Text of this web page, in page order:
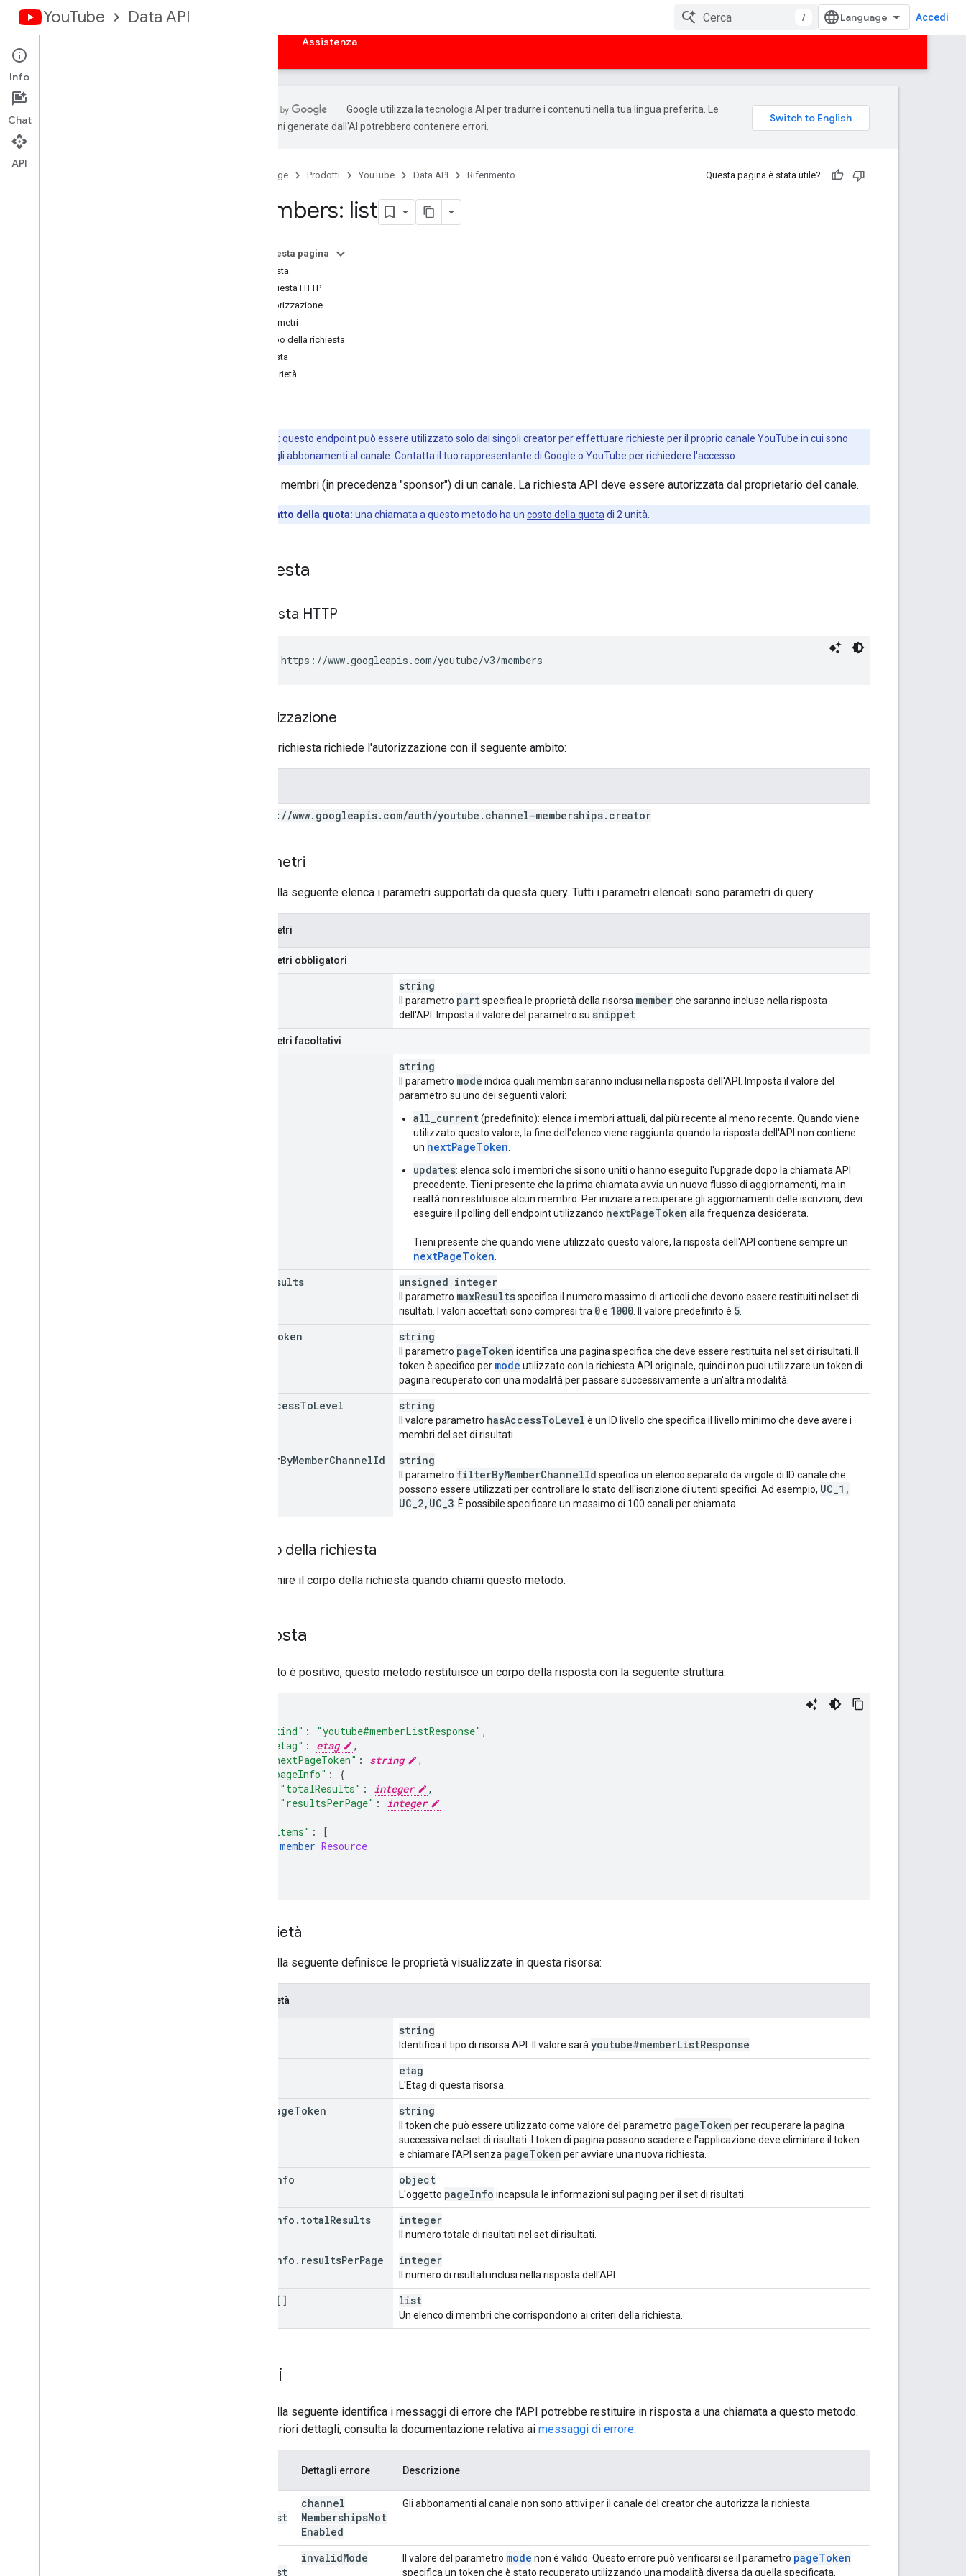
YouTube Data API / Accedi
Assistenza
Panoramica
Attività
Google utilizza la tecnologia AI per tradurre i contenuti nella tua lingua preferita. Le
traduzioni generate dall'AI potrebbero contenere errori.
Home page Prodotti YouTube Data API Riferimento Questa pagina è stata utile?
Members: list
Su questa pagina
Richiesta
Richiesta HTTP
Autorizzazione
Parametri
Corpo della richiesta
Risposta
Proprietà
Nota: questo endpoint può essere utilizzato solo dai singoli creator per effettuare richieste per il proprio canale YouTube in cui sono
abilitati gli abbonamenti al canale. Contatta il tuo rappresentante di Google o YouTube per richiedere l'accesso.
Elenca i membri (in precedenza "sponsor") di un canale. La richiesta API deve essere autorizzata dal proprietario del canale.
Impatto della quota: una chiamata a questo metodo ha un costo della quota di 2 unità.
Richiesta
Richiesta HTTP
GET https://www.googleapis.com/youtube/v3/members
Autorizzazione
Questa richiesta richiede l'autorizzazione con il seguente ambito:
https: //www. googleapis. com/auth/youtube . channel-memberships. creator
Parametri
La tabella seguente elenca i parametri supportati da questa query. Tutti i parametri elencati sono parametri di query.
Parametri
Parametri obbligatori
string
Il parametro partspecifica le proprietà della risorsa memberche saranno incluse nella risposta
dell'API. Imposta il valore del parametro su snippet
Parametri facoltativi
string
Il parametro mode indica quali membri saranno inclusi nella risposta dell'API. Imposta il valore del
parametro su uno dei seguenti valori:
all_current(predefinito): elenca i membri attuali, dal più recente al meno recente. Quando viene
utilizzato questo valore, la fine dell'elenco viene raggiunta quando la risposta dell'API non contiene
un nextPageToken
updates: elenca solo i membri che si sono uniti o hanno eseguito l'upgrade dopo la chiamata API
precedente. Tieni presente che la prima chiamata avvia un nuovo flusso di aggiornamenti, ma in
realtà non restituisce alcun membro. Per iniziare a recuperare gli aggiornamenti delle iscrizioni, devi
eseguire il polling dell'endpoint utilizzando nextPageToken alla frequenza desiderata.
Tieni presente che quando viene utilizzato questo valore, la risposta dell'API contiene sempre un
nextPageToken
Results unsigned integer
Il parametro maxResultsspecifica il numero massimo di articoli che devono essere restituiti nel set di
risultati. I valori accettati sono compresi tra 0e 1000 . Il valore predefinito è 5
Token string
Il parametro pageToken identifica una pagina specifica che deve essere restituita nel set di risultati. Il
token è specifico per mode utilizzato con la richiesta API originale, quindi non puoi utilizzare un token di
pagina recuperato con una modalità per passare successivamente a un'altra modalità.
AccessToLevel string
Il valore parametro hasAccessToLevel è un ID livello che specifica il livello minimo che deve avere i
membri del set di risultati.
filterByMemberChannelId string
Il parametro filterByMemberChannelId specifica un elenco separato da virgole di ID canale che
possono essere utilizzati per controllare lo stato dell'iscrizione di utenti specifici. Ad esempio, UC 1 ,
UC 2, UC 3 . È possibile specificare un massimo di 100 canali per chiamata.
Corpo della richiesta
Non fornire il corpo della richiesta quando chiami questo metodo.
Risposta
Se l'esito è positivo, questo metodo restituisce un corpo della risposta con la seguente struttura:
kind" : "youtube#memberListResponse" ,
etag" : etag
,
nextPageToken" : string
,
pageInfo" :
{
" totalResults" : integer
,
" resultsPerPage" :
integer
items" :
[
member Resource
Proprietà
La tabella seguente definisce le proprietà visualizzate in questa risorsa:
Proprietà
string
Identifica il tipo di risorsa API. Il valore sarà youtube#memberListResponse
etag
L'Etag di questa risorsa.
PageToken string
Il token che può essere utilizzato come valore del parametro pageToken per recuperare la pagina
successiva nel set di risultati. I token di pagina possono scadere e l'applicazione deve eliminare il token
e chiamare l'API senza pageToken per avviare una nuova richiesta.
Info object
L'oggetto pageInfo incapsula le informazioni sul paging per il set di risultati.
Info . totalResults integer
Il numero totale di risultati nel set di risultati.
Info . resultsPerPage integer
Il numero di risultati inclusi nella risposta dell'API.
items[] list
Un elenco di membri che corrispondono ai criteri della richiesta.
Errori
La tabella seguente identifica i messaggi di errore che l'API potrebbe restituire in risposta a una chiamata a questo metodo.
Per ulteriori dettagli, consulta la documentazione relativa ai messaggi di errore.
Dettagli errore Descrizione
Request
channel
MembershipsNot
Enabled
Gli abbonamenti al canale non sono attivi per il canale del creator che autorizza la richiesta.
Request
invalidMode Il valore del parametro mode non è valido. Questo errore può verificarsi se il parametro pageToken
specifica un token che è stato recuperato utilizzando una modalità diversa da quella specificata.
Info
Chat
API